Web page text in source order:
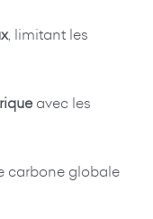
, limitant les
avec les
carbone globale